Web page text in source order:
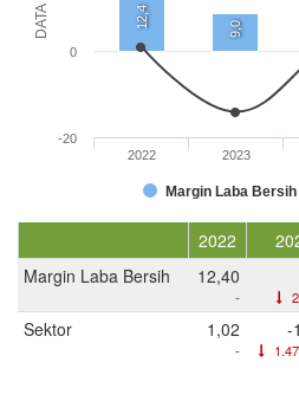
12,4 9,0
Margin Laba Bersih
2022 2023
-20
0
2022
Margin Laba Bersih
12,40
-
Sektor 1,02
-
-